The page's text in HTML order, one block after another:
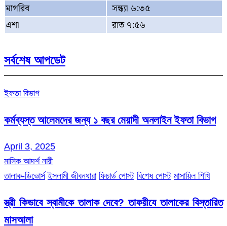
মাগরিব
সন্ধ্যা ৬:৩৫
এশা
রাত ৭:৫৬
সর্বশেষ আপডেট
ইফতা বিভাগ
কর্মব্যস্ত আলেমদের জন্য ১ বছর মেয়াদী অনলাইন ইফতা বিভাগ
April 3, 2025
মাসিক আদর্শ নারী
তালাক-ডিভোর্স ইসলামী জীবনধারা ফিচার্ড পোস্ট বিশেষ পোস্ট মাসায়িল শিখি
স্ত্রী কিভাবে স্বামীকে তালাক দেবে? তাফয়ীযে তালাকের বিস্তারিত
মাসআলা